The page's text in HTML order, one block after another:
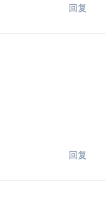
回复
回复